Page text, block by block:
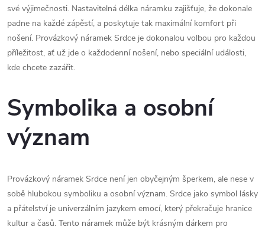
své výjimečnosti. Nastavitelná délka náramku zajišťuje, že dokonale
padne na každé zápěstí, a poskytuje tak maximální komfort při
nošení. Provázkový náramek Srdce je dokonalou volbou pro každou
příležitost, ať už jde o každodenní nošení, nebo speciální události,
kde chcete zazářit.
Symbolika a osobní
význam
Provázkový náramek Srdce není jen obyčejným šperkem, ale nese v
sobě hlubokou symboliku a osobní význam. Srdce jako symbol lásky
a přátelství je univerzálním jazykem emocí, který překračuje hranice
kultur a časů. Tento náramek může být krásným dárkem pro